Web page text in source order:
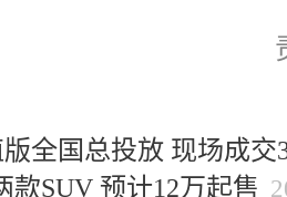
全国总投放 现场成交
款SUV 预计12万起售